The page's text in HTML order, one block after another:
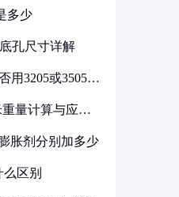
多少
孔尺寸详解
用3205或3505代
量计算与应用
胀剂分别加多少
区别